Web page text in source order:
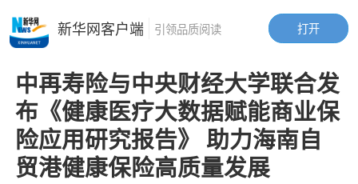
中再寿险与中央财经大学联合发
布《健康医疗大数据赋能商业保
险应用研究报告》 助力海南自
贸港健康保险高质量发展
打开
新华网客户端 引领品质阅读